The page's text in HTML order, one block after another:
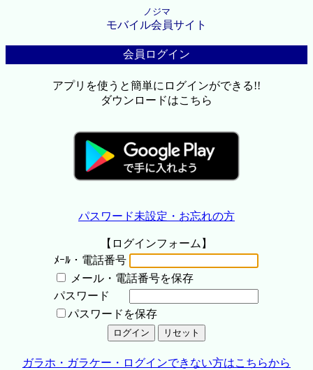
ノジマ
モバイル会員サイト
会員ログイン
アプリを使うと簡単にログインができる!!
ダウンロードはこちら
パスワード未設定・お忘れの方
【ログインフォーム】
ﾒｰﾙ・電話番号
メール・電話番号を保存
パスワード
パスワードを保存
ガラホ・ガラケー・ログインできない方はこちらから